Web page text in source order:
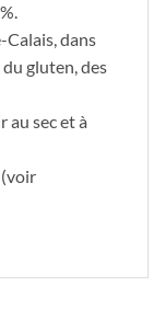
dans
gluten, des
au sec et à